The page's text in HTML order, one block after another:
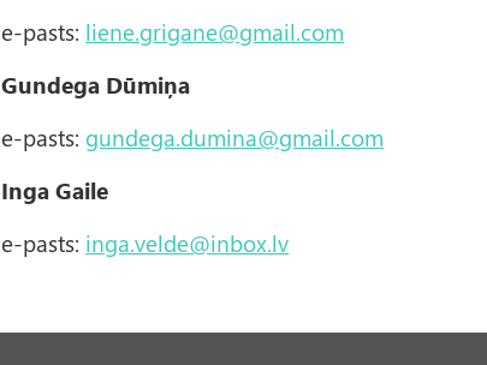
e-pasts: liene.grigane@gmail.com
Gundega Dūmiņa
e-pasts: gundega.dumina@gmail.com
Inga Gaile
e-pasts: inga.velde@inbox.lv